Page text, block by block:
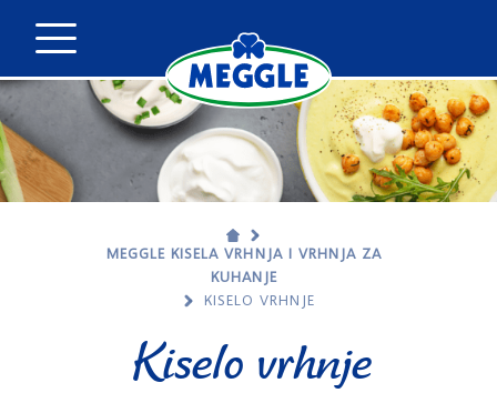
MEGGLE KISELA VRHNJA I VRHNJA ZA
KUHANJE
KISELO VRHNJE
Kiselo vrhnje